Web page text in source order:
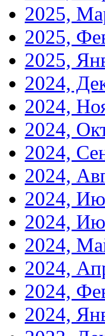
2025,
2025,
2025,
2024,
2024,
2024,
2024,
2024,
2024,
2024,
2024,
2024,
2024,
2024,